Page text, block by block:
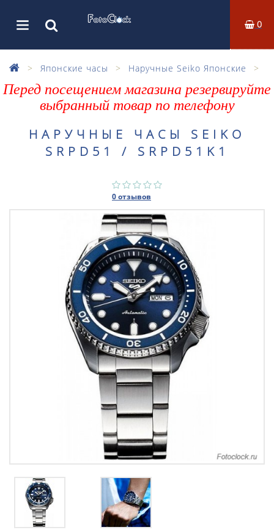
0
Японские часы Наручные Seiko Японские
Перед посещением магазина резервируйте
выбранный товар по телефону
НАРУЧНЫЕ ЧАСЫ SEIKO
SRPD51 / SRPD51K1
0 отзывов